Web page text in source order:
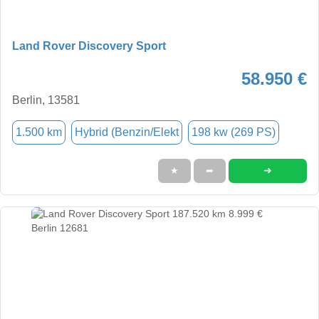
Land Rover Discovery Sport
58.950 €
Berlin, 13581
1.500 km Hybrid (Benzin/Elekt 198 kw (269 PS)
★ ➦ ➜